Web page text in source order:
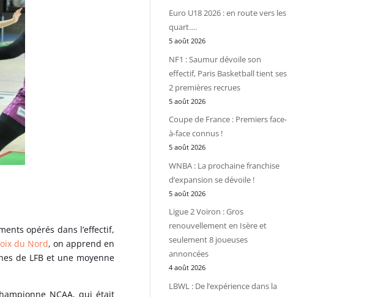
opérés dans l’effectif,
du Nord, on apprend en
de LFB et une moyenne
NCAA, qui était
Euro U18 2026 : en route vers les
quart….
5 août 2026
NF1 : Saumur dévoile son
effectif, Paris Basketball tient ses
2 premières recrues
5 août 2026
Coupe de France : Premiers face-
à-face connus !
5 août 2026
WNBA : La prochaine franchise
d’expansion se dévoile !
5 août 2026
Ligue 2 Voiron : Gros
renouvellement en Isère et
seulement 8 joueuses
annoncées
4 août 2026
LBWL : De l’expérience dans la